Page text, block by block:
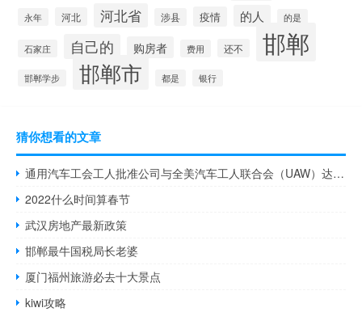
永年 河北 河北省 涉县 疫情 的人 的是
石家庄 自己的 购房者 费用 还不 邯郸
邯郸学步 邯郸市 都是 银行
猜你想看的文章
通用汽车工会工人批准公司与全美汽车工人联合会（UAW）达成的临时劳资协议
2022什么时间算春节
武汉房地产最新政策
邯郸最牛国税局长老婆
厦门福州旅游必去十大景点
kiwi攻略